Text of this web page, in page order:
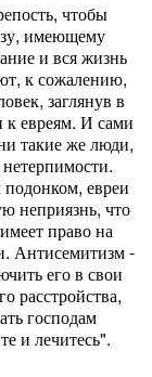
чтобы
имеющему
и вся жизнь
к сожалению,
заглянув в
к евреям. И сами
такие же люди,
евреи
неприязнь, что
право на
Антисемитизм -
его в свои
расстройства,
господам
и лечитесь".